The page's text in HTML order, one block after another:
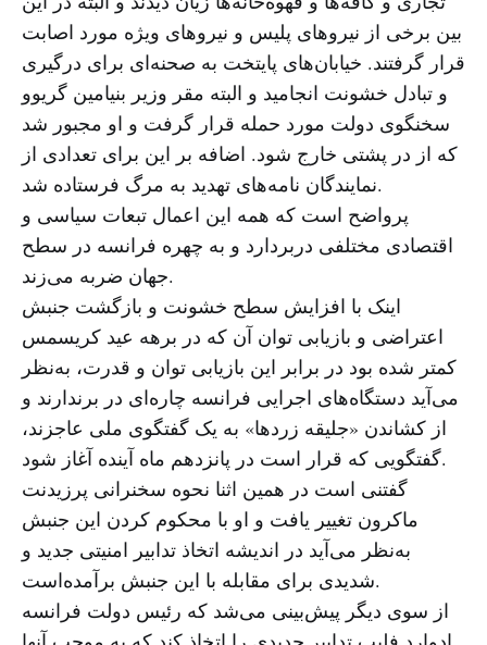
بین برخی از نیروهای پلیس و نیروهای ویژه مورد اصابت
قرار گرفتند. خیابان‌های پایتخت به صحنه‌ای برای درگیری
و تبادل خشونت انجامید و البته مقر وزیر بنیامین گریوو
سخنگوی دولت مورد حمله قرار گرفت و او مجبور شد
که از در پشتی خارج شود. اضافه‌ بر این برای تعدادی از
نمایندگان نامه‌های تهدید به مرگ فرستاده شد.
پرواضح است که همه این اعمال تبعات سیاسی و
اقتصادی مختلفی دربردارد و به چهره فرانسه در سطح
جهان ضربه می‌زند.
اینک با افزایش سطح خشونت و بازگشت جنبش
اعتراضی و بازیابی توان آن که در برهه عید کریسمس
کمتر شده بود در برابر این بازیابی توان و قدرت، به‌نظر
می‌آید دستگاه‌های اجرایی فرانسه چاره‌ای در برندارند و
از کشاندن «جلیقه زردها» به یک گفتگوی ملی عاجزند،
گفتگویی که قرار است در پانزدهم ماه آینده آغاز شود.
گفتنی است در همین اثنا نحوه سخنرانی پرزیدنت
ماکرون تغییر یافت و او با محکوم کردن این جنبش
به‌نظر می‌آید در اندیشه اتخاذ تدابیر امنیتی جدید و
شدیدی برای مقابله با این جنبش برآمده‌است.
از سوی دیگر پیش‌بینی می‌شد که رئیس دولت فرانسه